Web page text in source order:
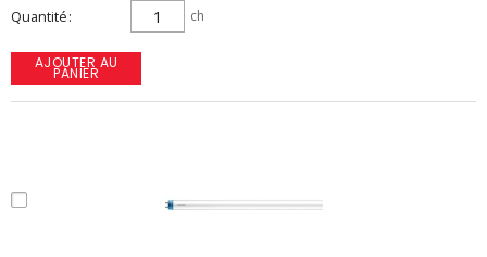
Quantité ch
AJOUTER AU
PANIER